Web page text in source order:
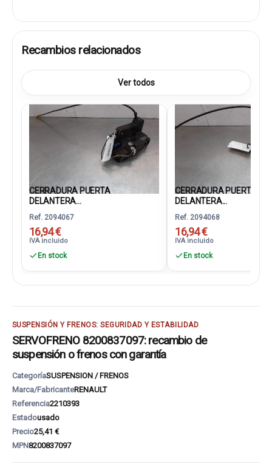
Recambios relacionados
Ver todos
CERRADURA PUERTA
DELANTERA...
Ref. 2094067
16,94 €
IVA incluido
En stock
CERRADURA PUERTA
DELANTERA...
Ref. 2094068
16,94 €
IVA incluido
En stock
SUSPENSIÓN Y FRENOS: SEGURIDAD Y ESTABILIDAD
SERVOFRENO 8200837097: recambio de
suspensión o frenos con garantía
CategoríaSUSPENSION / FRENOS
Marca/FabricanteRENAULT
Referencia2210393
Estadousado
Precio25,41 €
MPN8200837097